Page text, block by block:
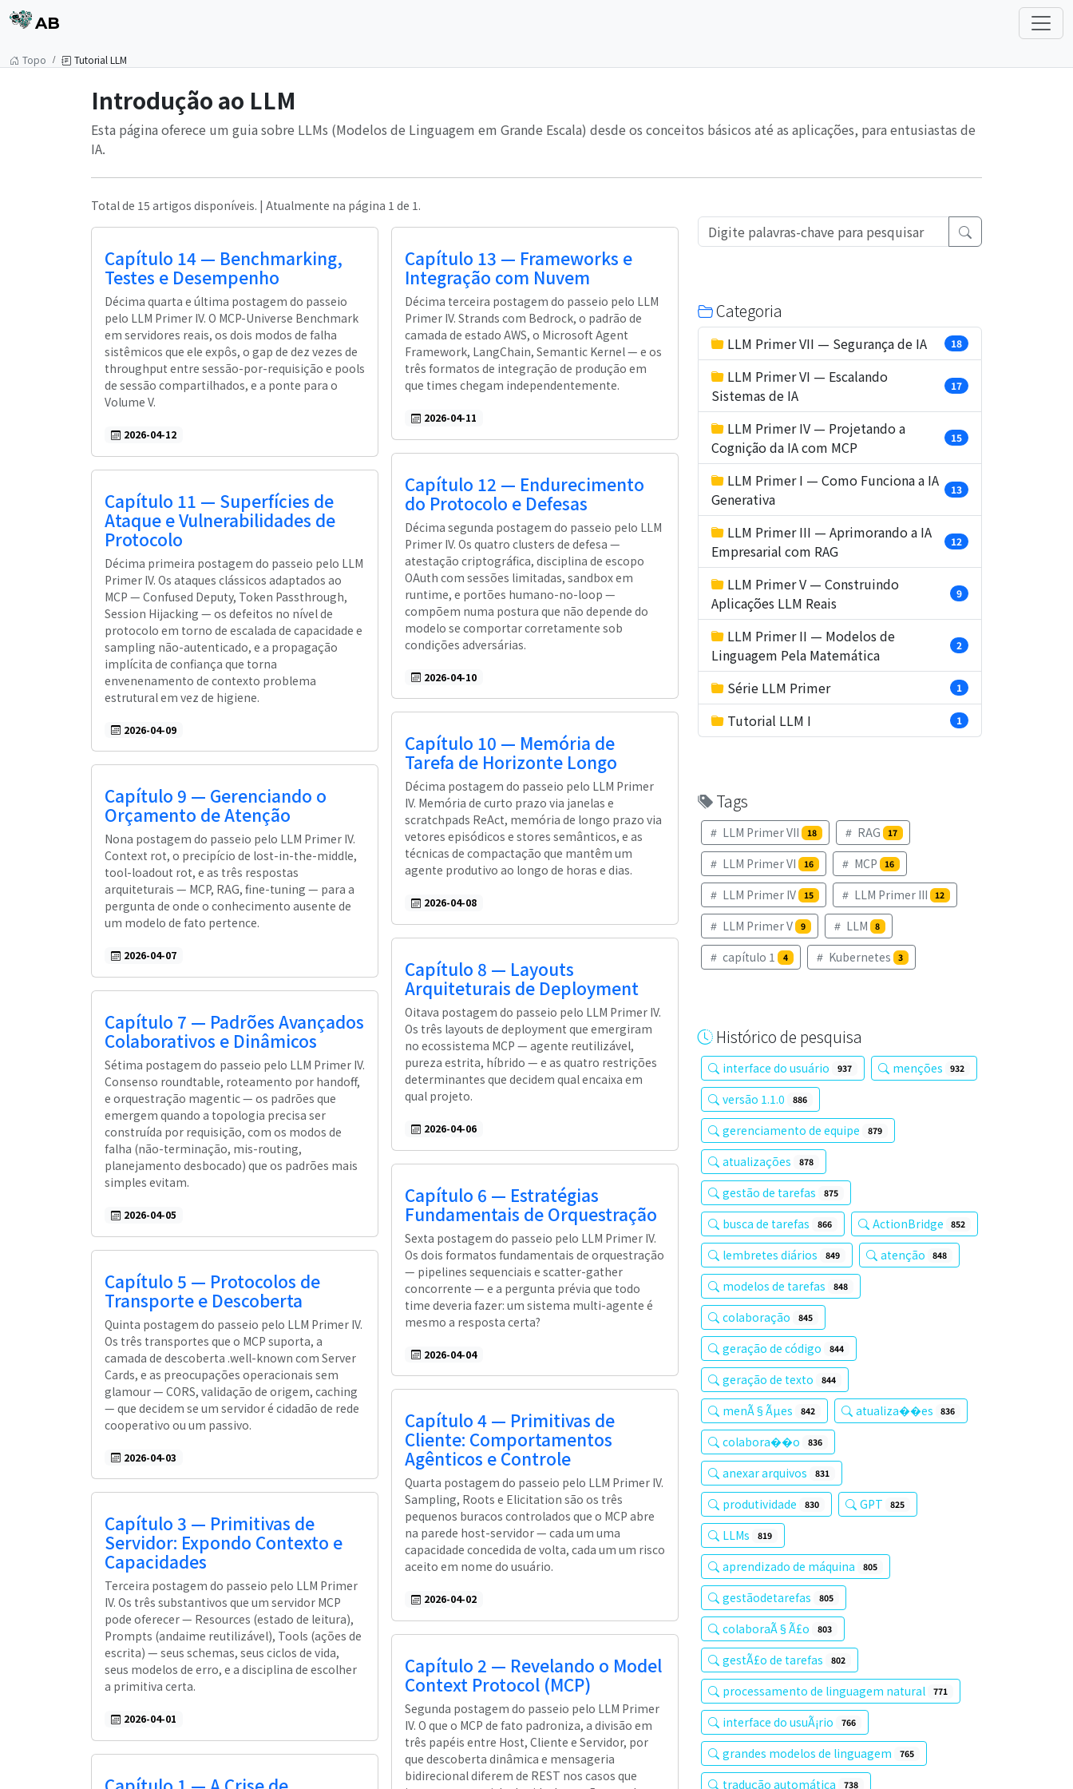
AB
Topo Tutorial LLM
Introdução ao LLM
Esta página oferece um guia sobre LLMs (Modelos de Linguagem em Grande Escala) desde os conceitos básicos até as aplicações, para entusiastas de
IA.
Total de 15 artigos disponíveis. | Atualmente na página 1 de 1.
Capítulo 14 — Benchmarking,
Testes e Desempenho
Décima quarta e última postagem do passeio
pelo LLM Primer IV. O MCP-Universe Benchmark
em servidores reais, os dois modos de falha
sistêmicos que ele expôs, o gap de dez vezes de
throughput entre sessão-por-requisição e pools
de sessão compartilhados, e a ponte para o
Volume V.
2026-04-12
Capítulo 13 — Frameworks e
Integração com Nuvem
Décima terceira postagem do passeio pelo LLM
Primer IV. Strands com Bedrock, o padrão de
camada de estado AWS, o Microsoft Agent
Framework, LangChain, Semantic Kernel — e os
três formatos de integração de produção em
que times chegam independentemente.
2026-04-11
Capítulo 12 — Endurecimento
do Protocolo e Defesas
Décima segunda postagem do passeio pelo LLM
Primer IV. Os quatro clusters de defesa —
atestação criptográfica, disciplina de escopo
OAuth com sessões limitadas, sandbox em
runtime, e portões humano-no-loop —
compõem numa postura que não depende do
modelo se comportar corretamente sob
condições adversárias.
2026-04-10
Capítulo 11 — Superfícies de
Ataque e Vulnerabilidades de
Protocolo
Décima primeira postagem do passeio pelo LLM
Primer IV. Os ataques clássicos adaptados ao
MCP — Confused Deputy, Token Passthrough,
Session Hijacking — os defeitos no nível de
protocolo em torno de escalada de capacidade e
sampling não-autenticado, e a propagação
implícita de confiança que torna
envenenamento de contexto problema
estrutural em vez de higiene.
2026-04-09
Capítulo 10 — Memória de
Tarefa de Horizonte Longo
Décima postagem do passeio pelo LLM Primer
IV. Memória de curto prazo via janelas e
scratchpads ReAct, memória de longo prazo via
vetores episódicos e stores semânticos, e as
técnicas de compactação que mantêm um
agente produtivo ao longo de horas e dias.
2026-04-08
Capítulo 9 — Gerenciando o
Orçamento de Atenção
Nona postagem do passeio pelo LLM Primer IV.
Context rot, o precipício de lost-in-the-middle,
tool-loadout rot, e as três respostas
arquiteturais — MCP, RAG, fine-tuning — para a
pergunta de onde o conhecimento ausente de
um modelo de fato pertence.
2026-04-07
Capítulo 8 — Layouts
Arquiteturais de Deployment
Oitava postagem do passeio pelo LLM Primer IV.
Os três layouts de deployment que emergiram
no ecossistema MCP — agente reutilizável,
pureza estrita, híbrido — e as quatro restrições
determinantes que decidem qual encaixa em
qual projeto.
2026-04-06
Capítulo 7 — Padrões Avançados
Colaborativos e Dinâmicos
Sétima postagem do passeio pelo LLM Primer IV.
Consenso roundtable, roteamento por handoff,
e orquestração magentic — os padrões que
emergem quando a topologia precisa ser
construída por requisição, com os modos de
falha (não-terminação, mis-routing,
planejamento desbocado) que os padrões mais
simples evitam.
2026-04-05
Capítulo 6 — Estratégias
Fundamentais de Orquestração
Sexta postagem do passeio pelo LLM Primer IV.
Os dois formatos fundamentais de orquestração
— pipelines sequenciais e scatter-gather
concorrente — e a pergunta prévia que todo
time deveria fazer: um sistema multi-agente é
mesmo a resposta certa?
2026-04-04
Capítulo 5 — Protocolos de
Transporte e Descoberta
Quinta postagem do passeio pelo LLM Primer IV.
Os três transportes que o MCP suporta, a
camada de descoberta .well-known com Server
Cards, e as preocupações operacionais sem
glamour — CORS, validação de origem, caching
— que decidem se um servidor é cidadão de rede
cooperativo ou um passivo.
2026-04-03
Capítulo 4 — Primitivas de
Cliente: Comportamentos
Agênticos e Controle
Quarta postagem do passeio pelo LLM Primer IV.
Sampling, Roots e Elicitation são os três
pequenos buracos controlados que o MCP abre
na parede host-servidor — cada um uma
capacidade concedida de volta, cada um um risco
aceito em nome do usuário.
2026-04-02
Capítulo 3 — Primitivas de
Servidor: Expondo Contexto e
Capacidades
Terceira postagem do passeio pelo LLM Primer
IV. Os três substantivos que um servidor MCP
pode oferecer — Resources (estado de leitura),
Prompts (andaime reutilizável), Tools (ações de
escrita) — seus schemas, seus ciclos de vida,
seus modelos de erro, e a disciplina de escolher
a primitiva certa.
2026-04-01
Capítulo 2 — Revelando o Model
Context Protocol (MCP)
Segunda postagem do passeio pelo LLM Primer
IV. O que o MCP de fato padroniza, a divisão em
três papéis entre Host, Cliente e Servidor, por
que descoberta dinâmica e mensageria
bidirecional diferem de REST nos casos que
Categoria
LLM Primer VII — Segurança de IA 18
LLM Primer VI — Escalando
Sistemas de IA
17
LLM Primer IV — Projetando a
Cognição da IA com MCP
15
LLM Primer I — Como Funciona a IA
Generativa
13
LLM Primer III — Aprimorando a IA
Empresarial com RAG
12
LLM Primer V — Construindo
Aplicações LLM Reais
9
LLM Primer II — Modelos de
Linguagem Pela Matemática
2
Série LLM Primer 1
Tutorial LLM I 1
Tags
LLM Primer VII 18 RAG 17
LLM Primer VI 16 MCP 16
LLM Primer IV 15 LLM Primer III 12
LLM Primer V 9 LLM 8
capítulo 1 4 Kubernetes 3
Histórico de pesquisa
interface do usuário 937 menções 932
versão 1.1.0 886
gerenciamento de equipe 879
atualizações 878
gestão de tarefas 875
busca de tarefas 866 ActionBridge 852
lembretes diários 849 atenção 848
modelos de tarefas 848
colaboração 845
geração de código 844
geração de texto 844
menÃ§Ãµes 842 atualiza��es 836
colabora��o 836
anexar arquivos 831
produtividade 830 GPT 825
LLMs 819
aprendizado de máquina 805
gestãodetarefas 805
colaboraÃ§Ã£o 803
gestÃ£o de tarefas 802
processamento de linguagem natural 771
interface do usuÃ¡rio 766
grandes modelos de linguagem 765
tradução automática 738